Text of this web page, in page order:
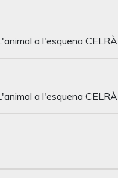
a l'esquena CELRÀ
a l'esquena CELRÀ